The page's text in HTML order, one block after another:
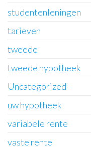
studentenleningen
tarieven
tweede
tweede hypotheek
Uncategorized
uw hypotheek
variabele rente
vaste rente